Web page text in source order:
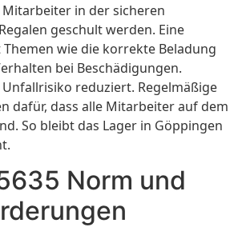
in der sicheren
geschult werden. Eine
wie die korrekte Beladung
bei Beschädigungen.
reduziert. Regelmäßige
dafür, dass alle Mitarbeiter auf dem
So bleibt das Lager in Göppingen
Norm und